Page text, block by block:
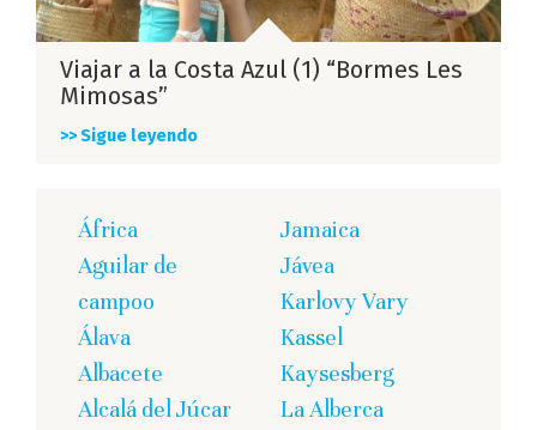
Viajar a la Costa Azul (1) “Bormes Les
Mimosas”
>> Sigue leyendo
África
Aguilar de
campoo
Álava
Albacete
Alcalá del Júcar
Jamaica
Jávea
Karlovy Vary
Kassel
Kaysesberg
La Alberca